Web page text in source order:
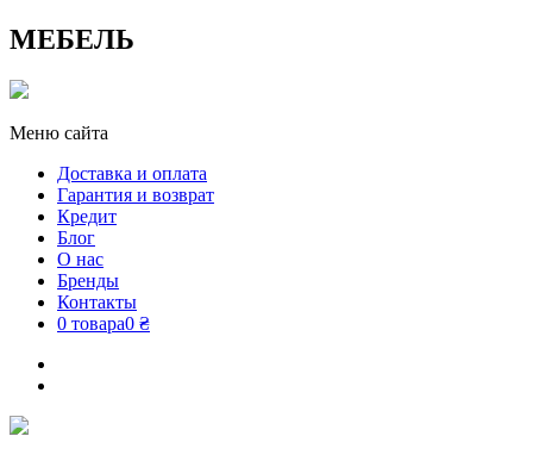
МЕБЕЛЬ
Меню сайта
Доставка и оплата
Гарантия и возврат
Кредит
Блог
О нас
Бренды
Контакты
0 товара0 ₴